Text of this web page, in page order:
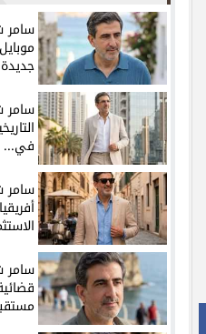
سامر
في...
سامر